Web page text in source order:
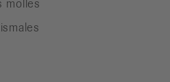
molles